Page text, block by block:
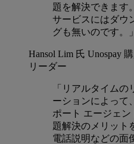
題を解決できます
サービスにはダウ
グも無いのです。」
Hansol Lim 氏 Unospay
リーダー
「リアルタイムの
ーションによって
ポート エージェ
題解決のメリット
電話説明などの面